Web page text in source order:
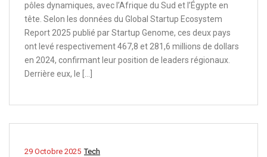
pôles dynamiques, avec l’Afrique du Sud et l’Égypte en
tête. Selon les données du Global Startup Ecosystem
Report 2025 publié par Startup Genome, ces deux pays
ont levé respectivement 467,8 et 281,6 millions de dollars
en 2024, confirmant leur position de leaders régionaux.
Derrière eux, le […]
Tech
29 Octobre 2025